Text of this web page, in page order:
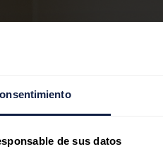
de sus datos